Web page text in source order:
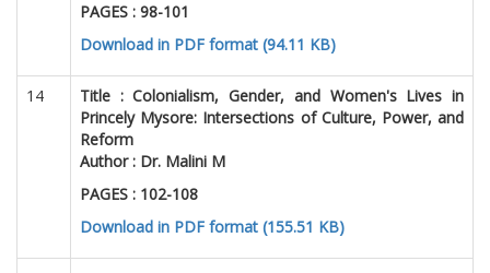
PAGES : 98-101
Download in PDF format (94.11 KB)
14 Title :Colonialism, Gender, and Women's Lives in
Princely Mysore: Intersections of Culture, Power, and
Reform
Author : Dr. Malini M
PAGES : 102-108
Download in PDF format (155.51 KB)